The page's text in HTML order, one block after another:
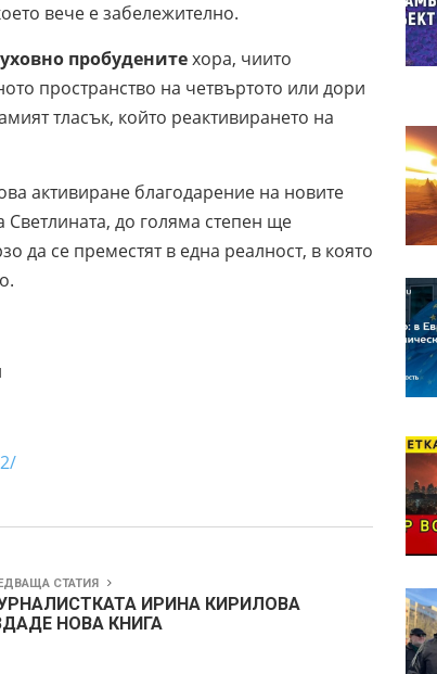
вече е забележително.
пробуденитехора, чиито
пространство на четвъртото или дори
тласък, който реактивирането на
активиране благодарение на новите
до голяма степен ще
да се преместят в една реалност, в която
СТАТИЯ
ИРИНА КИРИЛОВА
НОВА КНИГА